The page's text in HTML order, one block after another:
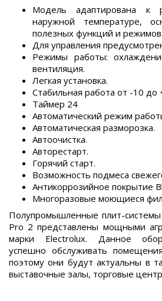
Модель адаптирована к
наружной температуре,
полезных функций и режимов.
Для управления
Режимы работы:
вентиляция.
Легкая установка.
Стабильная работа от -10 до
Таймер 24
Автоматический режим
Автоматическая разморозка.
Автоочистка.
Авторестарт.
Горячий старт.
Возможность подмеса
Антикоррозийное покрытие
Многоразовые моющиеся
Полупромышленные плит-
Pro 2 представлены мощными
марки Electrolux. Данное
успешно обслуживать
поэтому они будут актуальны в
выставочные залы, торговые